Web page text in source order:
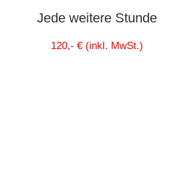
Jede weitere Stunde
120,- € (inkl. MwSt.)